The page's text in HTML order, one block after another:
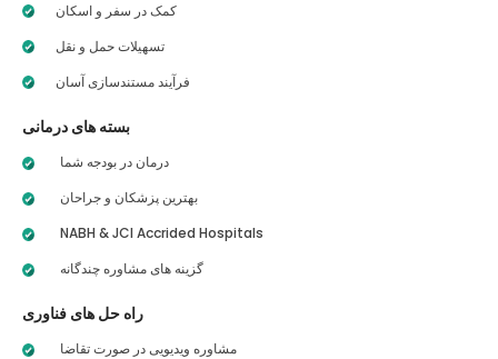
کمک در سفر و اسکان
تسهیلات حمل و نقل
فرآیند مستندسازی آسان
بسته های درمانی
درمان در بودجه شما
بهترین پزشکان و جراحان
NABH & JCI Accrided Hospitals
گزینه های مشاوره چندگانه
راه حل های فناوری
مشاوره ویدیویی در صورت تقاضا